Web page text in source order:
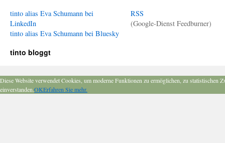
tinto alias Eva Schumann bei
LinkedIn
tinto alias Eva Schumann bei Bluesky
RSS
(Google-Dienst Feedburner)
tinto bloggt
Diese Website verwendet Cookies, um moderne Funktionen zu ermöglichen, zu
einverstanden.OKErfahren Sie mehr.